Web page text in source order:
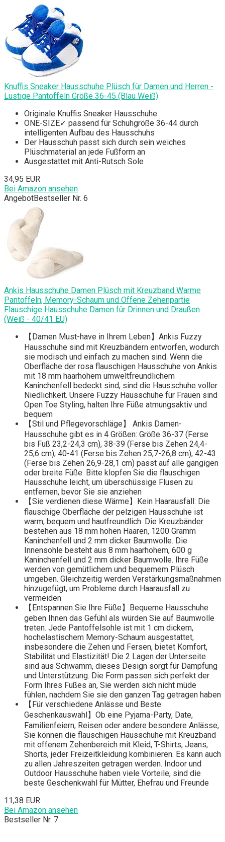
Knuffis Sneaker Hausschuhe Plüsch für Damen und Herren -
Lustige Pantoffeln Größe 36-45 (Blau Weiß)
Originale Knuffis Sneaker Hausschuhe
ONE-SIZE✓ passend für Schuhgröße 36-44 durch
intelligenten Aufbau des Hausschuhs
Der Hausschuh passt sich durch sein weiches
Plüschmaterial an jede Fußform an
Ausgestattet mit Anti-Rutsch Sole
34,95 EUR
Bei Amazon ansehen
AngebotBestseller Nr. 6
Ankis Hausschuhe Damen Plüsch mit Kreuzband Warme
Pantoffeln, Memory-Schaum und Offene Zehenpartie
Flauschige Hausschuhe Damen für Drinnen und Draußen
(Weiß - 40/41 EU)
【Damen Must-have in Ihrem Leben】Ankis Fuzzy
Hausschuhe sind mit Kreuzbändern entworfen, wodurch
sie modisch und einfach zu machen sind. Wenn die
Oberfläche der rosa flauschigen Hausschuhe von Ankis
mit 18 mm haarhohem umweltfreundlichem
Kaninchenfell bedeckt sind, sind die Hausschuhe voller
Niedlichkeit. Unsere Fuzzy Hausschuhe für Frauen sind
Open Toe Styling, halten Ihre Füße atmungsaktiv und
bequem
【Stil und Pflegevorschläge】 Ankis Damen-
Hausschuhe gibt es in 4 Größen: Größe 36-37 (Ferse
bis Fuß 23,2-24,3 cm), 38-39 (Ferse bis Zehen 24,4-
25,6 cm), 40-41 (Ferse bis Zehen 25,7-26,8 cm), 42-43
(Ferse bis Zehen 26,9-28,1 cm) passt auf alle gängigen
oder breite Füße. Bitte klopfen Sie die flauschigen
Hausschuhe leicht, um überschüssige Flusen zu
entfernen, bevor Sie sie anziehen
【Sie verdienen diese Wärme】Kein Haarausfall: Die
flauschige Oberfläche der pelzigen Hausschuhe ist
warm, bequem und hautfreundlich. Die Kreuzbänder
bestehen aus 18 mm hohen Haaren, 1200 Gramm
Kaninchenfell und 2 mm dicker Baumwolle. Die
Innensohle besteht aus 8 mm haarhohem, 600 g
Kaninchenfell und 2 mm dicker Baumwolle. Ihre Füße
werden von gemütlichem und bequemem Plüsch
umgeben. Gleichzeitig werden Verstärkungsmaßnahmen
hinzugefügt, um Probleme durch Haarausfall zu
vermeiden
【Entspannen Sie Ihre Füße】Bequeme Hausschuhe
geben Ihnen das Gefühl als würden Sie auf Baumwolle
treten. Jede Pantoffelsohle ist mit 1 cm dickem,
hochelastischem Memory-Schaum ausgestattet,
insbesondere die Zehen und Fersen, bietet Komfort,
Stabilität und Elastizität! Die 2 Lagen der Unterseite
sind aus Schwamm, dieses Design sorgt für Dämpfung
und Unterstützung. Die Form passen sich perfekt der
Form Ihres Fußes an, Sie werden sich nicht müde
fühlen, nachdem Sie sie den ganzen Tag getragen haben
【Für verschiedene Anlässe und Beste
Geschenkauswahl】Ob eine Pyjama-Party, Date,
Familienfeiern, Reisen oder andere besondere Anlässe,
Sie können die flauschigen Hausschuhe mit Kreuzband
mit offenem Zehenbereich mit Kleid, T-Shirts, Jeans,
Shorts, jeder Freizeitkleidung kombinieren. Es kann auch
zu allen Jahreszeiten getragen werden. Indoor und
Outdoor Hausschuhe haben viele Vorteile, sind die
beste Geschenkwahl für Mütter, Ehefrau und Freunde
11,38 EUR
Bei Amazon ansehen
Bestseller Nr. 7